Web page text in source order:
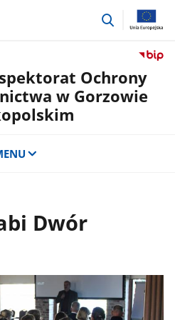
przejdź
Ochrony
w Gorzowie
Dwór